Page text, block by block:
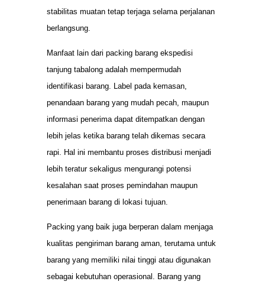
stabilitas muatan tetap terjaga selama perjalanan
berlangsung.
Manfaat lain dari packing barang ekspedisi
tanjung tabalong adalah mempermudah
identifikasi barang. Label pada kemasan,
penandaan barang yang mudah pecah, maupun
informasi penerima dapat ditempatkan dengan
lebih jelas ketika barang telah dikemas secara
rapi. Hal ini membantu proses distribusi menjadi
lebih teratur sekaligus mengurangi potensi
kesalahan saat proses pemindahan maupun
penerimaan barang di lokasi tujuan.
Packing yang baik juga berperan dalam menjaga
kualitas pengiriman barang aman, terutama untuk
barang yang memiliki nilai tinggi atau digunakan
sebagai kebutuhan operasional. Barang yang